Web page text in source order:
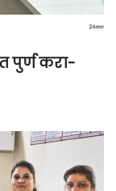
पुर्ण करा-